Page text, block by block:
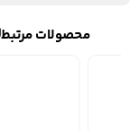
محصولات مرتبط